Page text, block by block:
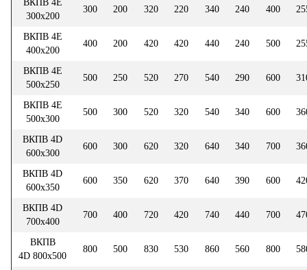
ВКПВ 4Е
300х200
300 200 320 220 340 240 400
ВКПВ 4E
400х200
400 200 420 420 440 240 500
ВКПВ 4E
500х250
500 250 520 270 540 290 600
ВКПВ 4E
500х300
500 300 520 320 540 340 600
ВКПВ 4D
600х300
600 300 620 320 640 340 700
ВКПВ 4D
600х350
600 350 620 370 640 390 600
ВКПВ 4D
700х400
700 400 720 420 740 440 700
ВКПВ
4D 800х500
800 500 830 530 860 560 800